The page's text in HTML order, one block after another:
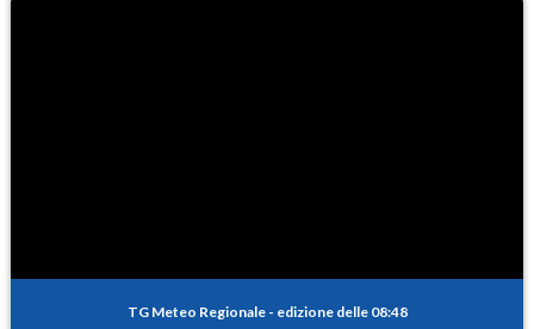
TG Meteo Regionale - edizione delle 08:48